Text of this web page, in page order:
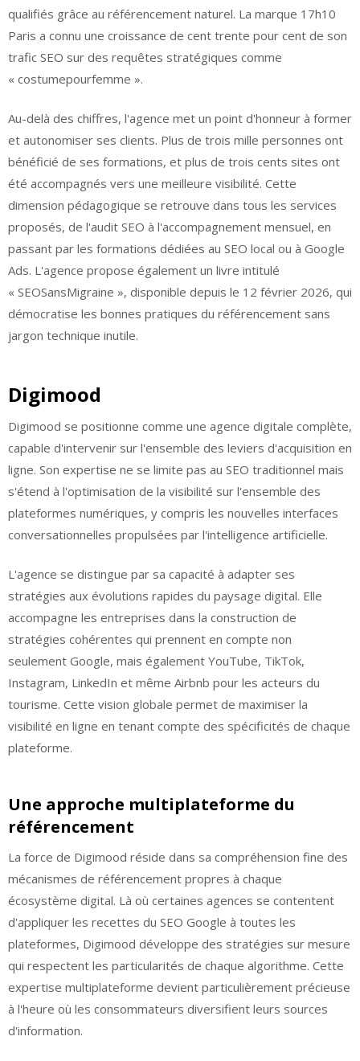
qualifiés grâce au référencement naturel. La marque 17h10
Paris a connu une croissance de cent trente pour cent de son
trafic SEO sur des requêtes stratégiques comme
« costumepourfemme ».
Au-delà des chiffres, l'agence met un point d'honneur à former
et autonomiser ses clients. Plus de trois mille personnes ont
bénéficié de ses formations, et plus de trois cents sites ont
été accompagnés vers une meilleure visibilité. Cette
dimension pédagogique se retrouve dans tous les services
proposés, de l'audit SEO à l'accompagnement mensuel, en
passant par les formations dédiées au SEO local ou à Google
Ads. L'agence propose également un livre intitulé
« SEOSansMigraine », disponible depuis le 12 février 2026, qui
démocratise les bonnes pratiques du référencement sans
jargon technique inutile.
Digimood
Digimood se positionne comme une agence digitale complète,
capable d'intervenir sur l'ensemble des leviers d'acquisition en
ligne. Son expertise ne se limite pas au SEO traditionnel mais
s'étend à l'optimisation de la visibilité sur l'ensemble des
plateformes numériques, y compris les nouvelles interfaces
conversationnelles propulsées par l'intelligence artificielle.
L'agence se distingue par sa capacité à adapter ses
stratégies aux évolutions rapides du paysage digital. Elle
accompagne les entreprises dans la construction de
stratégies cohérentes qui prennent en compte non
seulement Google, mais également YouTube, TikTok,
Instagram, LinkedIn et même Airbnb pour les acteurs du
tourisme. Cette vision globale permet de maximiser la
visibilité en ligne en tenant compte des spécificités de chaque
plateforme.
Une approche multiplateforme du
référencement
La force de Digimood réside dans sa compréhension fine des
mécanismes de référencement propres à chaque
écosystème digital. Là où certaines agences se contentent
d'appliquer les recettes du SEO Google à toutes les
plateformes, Digimood développe des stratégies sur mesure
qui respectent les particularités de chaque algorithme. Cette
expertise multiplateforme devient particulièrement précieuse
à l'heure où les consommateurs diversifient leurs sources
d'information.